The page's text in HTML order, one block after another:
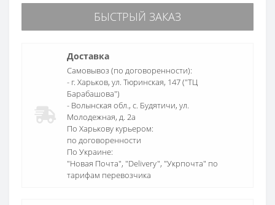
БЫСТРЫЙ ЗАКАЗ
Доставка
Самовывоз (по договоренности):
- г. Харьков, ул. Тюринская, 147 ("ТЦ
Барабашова")
- Волынская обл., c. Будятичи, ул.
Молодежная, д. 2а
По Харькову курьером:
по договоренности
По Украине:
"Новая Почта", "Delivery", "Укрпочта" по
тарифам перевозчика